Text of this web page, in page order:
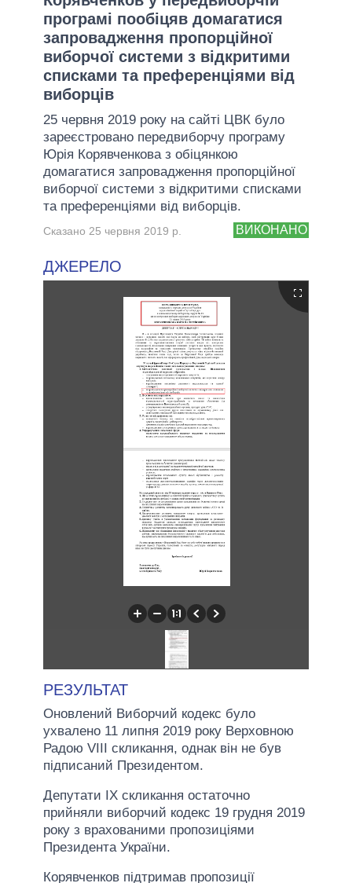
програмі пообіцяв домагатися
запровадження пропорційної
виборчої системи з відкритими
списками та преференціями від
виборців
25 червня 2019 року на сайті ЦВК було
зареєстровано передвиборчу програму
Юрія Корявченкова з обіцянкою
домагатися запровадження пропорційної
виборчої системи з відкритими списками
та преференціями від виборців.
ВИКОНАНО
Сказано 25 червня 2019 р.
ДЖЕРЕЛО
РЕЗУЛЬТАТ
Оновлений Виборчий кодекс було
ухвалено 11 липня 2019 року Верховною
Радою VIII скликання, однак він не був
підписаний Президентом.
Депутати ІХ скликання остаточно
прийняли виборчий кодекс 19 грудня 2019
року з врахованими пропозиціями
Президента України.
Корявченков підтримав пропозиції